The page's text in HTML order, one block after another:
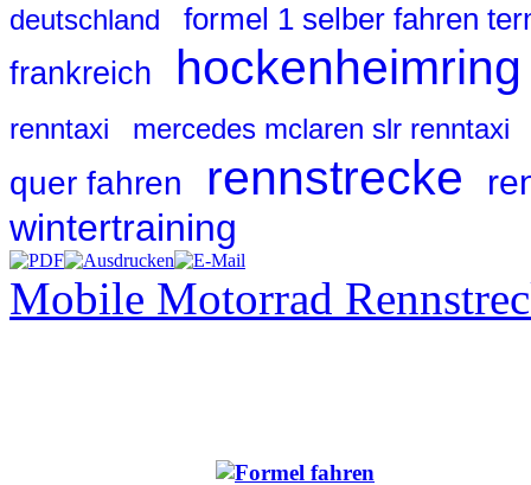
deutschland formel 1 selber fahren
frankreich hockenheimring
renntaxi mercedes mclaren slr renntaxi
quer fahren rennstrecke
wintertraining
Mobile Motorrad